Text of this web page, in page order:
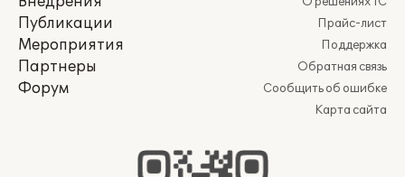
Публикации
Мероприятия
Партнеры
Форум
Прайс-лист
Поддержка
Обратная связь
Сообщить об ошибке
Карта сайта